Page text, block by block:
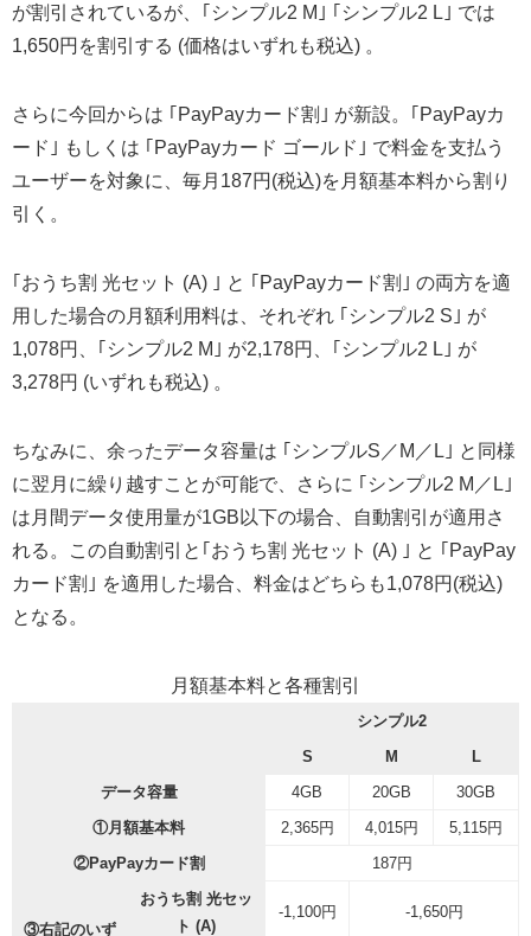
が割引されているが、｢シンプル2 M｣ ｢シンプル2 L｣ では
1,650円を割引する (価格はいずれも税込) 。
さらに今回からは ｢PayPayカード割｣ が新設。｢PayPayカ
ード｣ もしくは ｢PayPayカード ゴールド｣ で料金を支払う
ユーザーを対象に、毎月187円(税込)を月額基本料から割り
引く。
｢おうち割 光セット (A) ｣ と ｢PayPayカード割｣ の両方を適
用した場合の月額利用料は、それぞれ ｢シンプル2 S｣ が
1,078円、｢シンプル2 M｣ が2,178円、｢シンプル2 L｣ が
3,278円 (いずれも税込) 。
ちなみに、余ったデータ容量は ｢シンプルS／M／L｣ と同様
に翌月に繰り越すことが可能で、さらに ｢シンプル2 M／L｣
は月間データ使用量が1GB以下の場合、自動割引が適用さ
れる。この自動割引と｢おうち割 光セット (A) ｣ と ｢PayPay
カード割｣ を適用した場合、料金はどちらも1,078円(税込)
となる。
月額基本料と各種割引
シンプル2
S
M
L
データ容量
4GB 20GB
30GB
①月額基本料
2,365円 4,015円
5,115円
②PayPayカード割
187円
③右記のいず
おうち割 光セッ
ト (A)
-1,100円 -1,650円